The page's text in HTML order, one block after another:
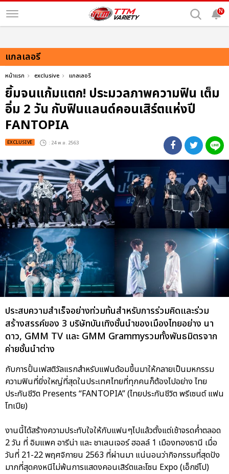
N
แกลเลอรี
หน้าแรก exclusive แกลเลอรี
ยิ้มจนแก้มแตก! ประมวลภาพความฟิน เต็ม
อิ่ม 2 วัน กับฟินแลนด์คอนเสิร์ตแห่งปี
FANTOPIA
EXCLUSIVE : 24 พ.ย. 2563
ประสบความสำเร็จอย่างท่วมท้นสำหรับการร่วมคิดและร่วม
สร้างสรรค์ของ 3 บริษัทบันเทิงชั้นนำของเมืองไทยอย่าง นา
ดาว, GMM TV และ GMM Grammyรวมทั้งพันธมิตรจาก
ค่ายชั้นนำต่าง
กับการปั้นเฟสติวัลแรกสำหรับแฟนด้อมขึ้นมาให้กลายเป็นมหกรรม
ความฟินที่ยิ่งใหญ่ที่สุดในประเทศไทยที่ทุกคนก็ต้องไปอย่าง ไทย
ประกันชีวิต Presents “FANTOPIA” (ไทยประกันชีวิต พรีเซนต์ แฟน
โทเปีย)
งานนี้ได้สร้างความประทับใจให้กับแฟนๆไปแล้วตั้งแต่เช้าจรดค่ำตลอด
2 วัน ที่ อิมแพค อารีน่า และ ชาเลนเจอร์ ฮอลล์ 1 เมืองทองธานี เมื่อ
วันที่ 21-22 พฤศจิกายน 2563 ที่ผ่านมา แน่นอนว่ากิจกรรมที่สุดปัง
มากที่สุดคงหนีไม่พ้นการแสดงคอนเสิร์ตและโซน Expo (เอ็กซ์โป)